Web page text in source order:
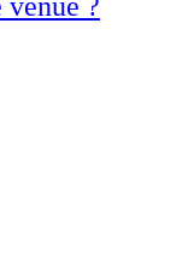
venue ?